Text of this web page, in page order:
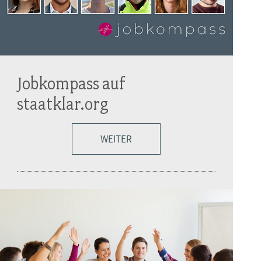
Jobkompass auf
staatklar.org
WEITER